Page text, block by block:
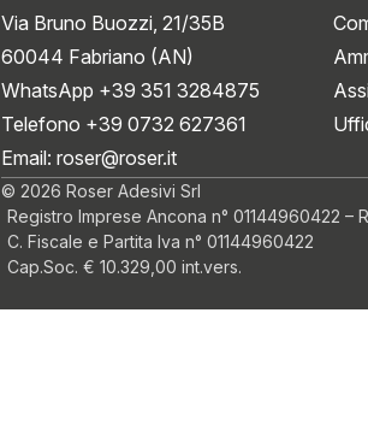
Via Bruno Buozzi, 21/35B
60044 Fabriano (AN)
WhatsApp +39 351 3284875
Telefono +39 0732 627361
Email: roser@roser.it
© 2026 Roser Adesivi Srl
Registro Imprese Ancona n° 01144960422 –
C. Fiscale e Partita Iva n° 01144960422
Cap.Soc. € 10.329,00 int.vers.